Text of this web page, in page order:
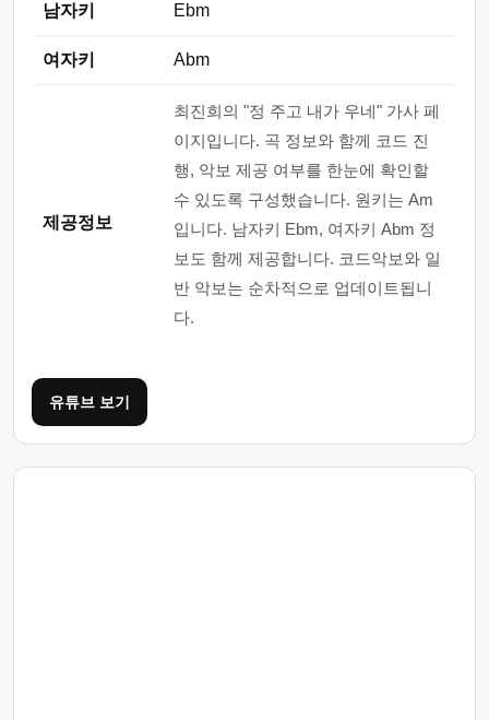
남자키 Ebm
여자키 Abm
제공정보
최진희의 "정 주고 내가 우네" 가사 페
이지입니다. 곡 정보와 함께 코드 진
행, 악보 제공 여부를 한눈에 확인할
수 있도록 구성했습니다. 원키는 Am
입니다. 남자키 Ebm, 여자키 Abm 정
보도 함께 제공합니다. 코드악보와 일
반 악보는 순차적으로 업데이트됩니
다.
유튜브 보기